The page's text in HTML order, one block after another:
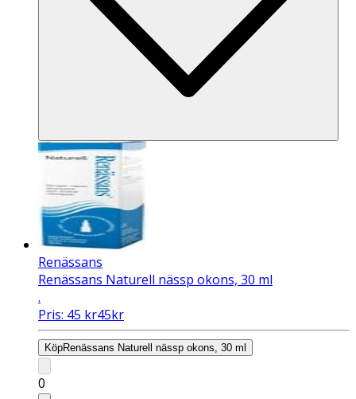
Renässans
Renässans Naturell nässp okons, 30 ml
.
Pris: 45 kr45kr
KöpRenässans Naturell nässp okons, 30 ml
0